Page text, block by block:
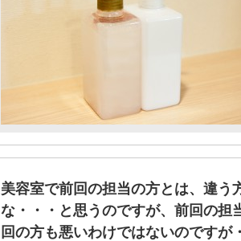
美容室で前回の担当の方とは、違う
な・・・と思うのですが、前回の担
回の方も悪いわけではないのですが